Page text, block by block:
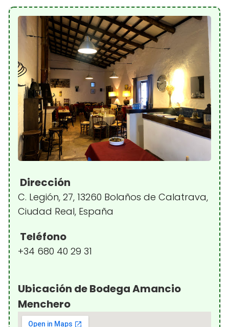
Dirección
C. Legión, 27, 13260 Bolaños de Calatrava,
Ciudad Real, España
Teléfono
+34 680 40 29 31
Ubicación de Bodega Amancio
Menchero